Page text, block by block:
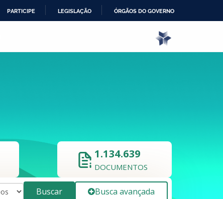
PARTICIPE LEGISLAÇÃO ÓRGÃOS DO GOVERNO
1.134.639
DOCUMENTOS
Buscar Busca avançada